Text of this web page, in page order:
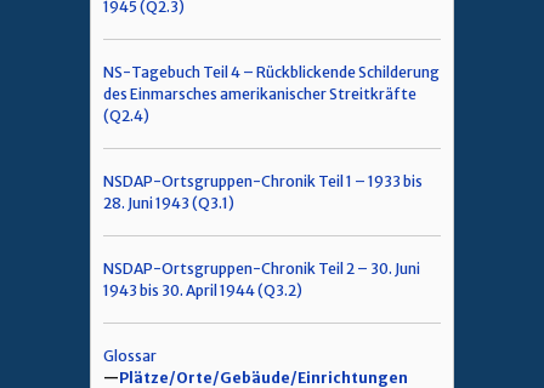
1945 (Q2.3)
NS-Tagebuch Teil 4 – Rückblickende Schilderung
des Einmarsches amerikanischer Streitkräfte
(Q2.4)
NSDAP-Ortsgruppen-Chronik Teil 1 – 1933 bis
28. Juni 1943 (Q3.1)
NSDAP-Ortsgruppen-Chronik Teil 2 – 30. Juni
1943 bis 30. April 1944 (Q3.2)
Glossar
Plätze/Orte/Gebäude/Einrichtungen